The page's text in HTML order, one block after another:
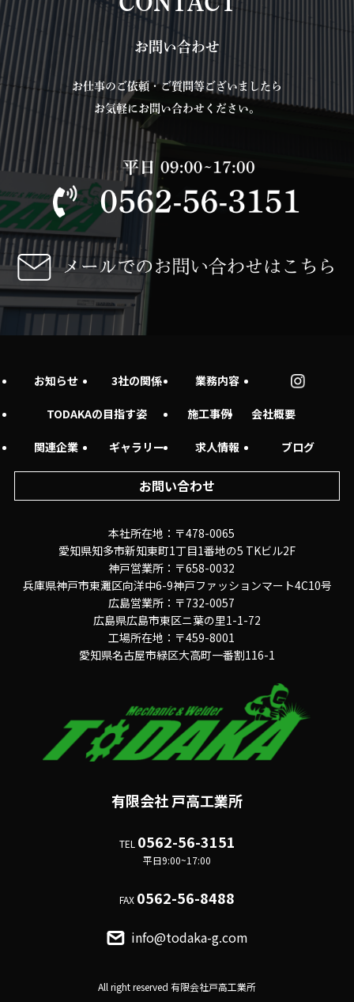
お問い合わせ
お仕事のご依頼・ご質問等ございましたら
お気軽にお問い合わせください。
お知らせ 3社の関係 業務内容
TODAKAの目指す姿 施工事例 会社概要
関連企業 ギャラリー 求人情報 ブログ
お問い合わせ
本社所在地：〒478-0065
愛知県知多市新知東町1丁目1番地の5 TKビル2F
神戸営業所：〒658-0032
兵庫県神戸市東灘区向洋中6-9神戸ファッションマート4C10号
広島営業所：〒732-0057
広島県広島市東区ニ葉の里1-1-72
工場所在地：〒459-8001
愛知県名古屋市緑区大高町一番割116-1
有限会社 戸高工業所
TEL 0562-56-3151
平日9:00~17:00
FAX 0562-56-8488
info@todaka-g.com
All right reserved 有限会社戸高工業所